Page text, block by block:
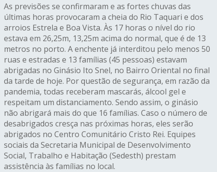
As previsões se confirmaram e as fortes chuvas das
últimas horas provocaram a cheia do Rio Taquari e dos
arroios Estrela e Boa Vista. Às 17 horas o nível do rio
estava em 26,25m, 13,25m acima do normal, que é de 13
metros no porto. A enchente já interditou pelo menos 50
ruas e estradas e 13 famílias (45 pessoas) estavam
abrigadas no Ginásio Ito Snel, no Bairro Oriental no final
da tarde de hoje. Por questão de segurança, em razão da
pandemia, todas receberam mascarás, álcool gel e
respeitam um distanciamento. Sendo assim, o ginásio
não abrigará mais do que 16 famílias. Caso o número de
desabrigados cresça nas próximas horas, eles serão
abrigados no Centro Comunitário Cristo Rei. Equipes
sociais da Secretaria Municipal de Desenvolvimento
Social, Trabalho e Habitação (Sedesth) prestam
assistência às famílias no local.